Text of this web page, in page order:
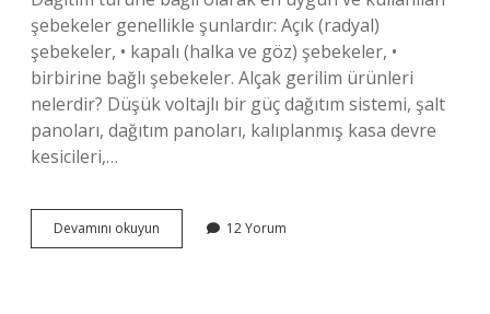
şebekeler genellikle şunlardır: Açık (radyal)
şebekeler, • kapalı (halka ve göz) şebekeler, •
birbirine bağlı şebekeler. Alçak gerilim ürünleri
nelerdir? Düşük voltajlı bir güç dağıtım sistemi, şalt
panoları, dağıtım panoları, kalıplanmış kasa devre
kesicileri,…
Devamını okuyun
Gerilim
12 Yorum